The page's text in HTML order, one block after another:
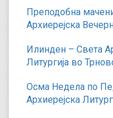
Преподобна
Архиерејска
Илинден – Света
Литургија во
Осма Недела по
Архиерејска